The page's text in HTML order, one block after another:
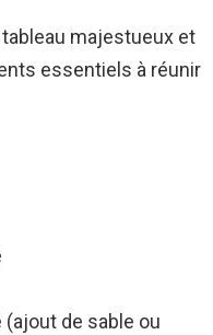
majestueux et
essentiels à réunir
de sable ou